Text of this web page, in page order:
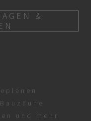
&
und mehr